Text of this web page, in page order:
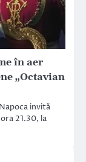
în aer
„Octavian
invită
21.30, la